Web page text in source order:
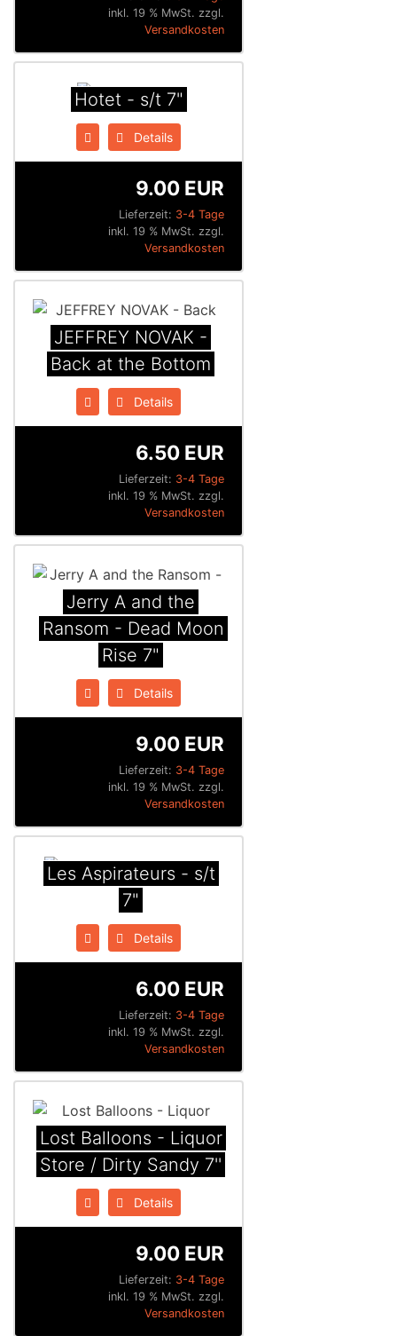
inkl. 19 % MwSt. zzgl.
Versandkosten
Hotet - s/t 7"
Details
Lieferzeit: 3-4 Tage
9.00 EUR
inkl. 19 % MwSt. zzgl.
Versandkosten
JEFFREY NOVAK -
Back at the Bottom
Details
Lieferzeit: 3-4 Tage
6.50 EUR
inkl. 19 % MwSt. zzgl.
Versandkosten
Jerry A and the
Ransom - Dead Moon
Rise 7"
Details
Lieferzeit: 3-4 Tage
9.00 EUR
inkl. 19 % MwSt. zzgl.
Versandkosten
Les Aspirateurs - s/t
7"
Details
Lieferzeit: 3-4 Tage
6.00 EUR
inkl. 19 % MwSt. zzgl.
Versandkosten
Lost Balloons - Liquor
Store / Dirty Sandy 7''
Details
Lieferzeit: 3-4 Tage
9.00 EUR
inkl. 19 % MwSt. zzgl.
Versandkosten